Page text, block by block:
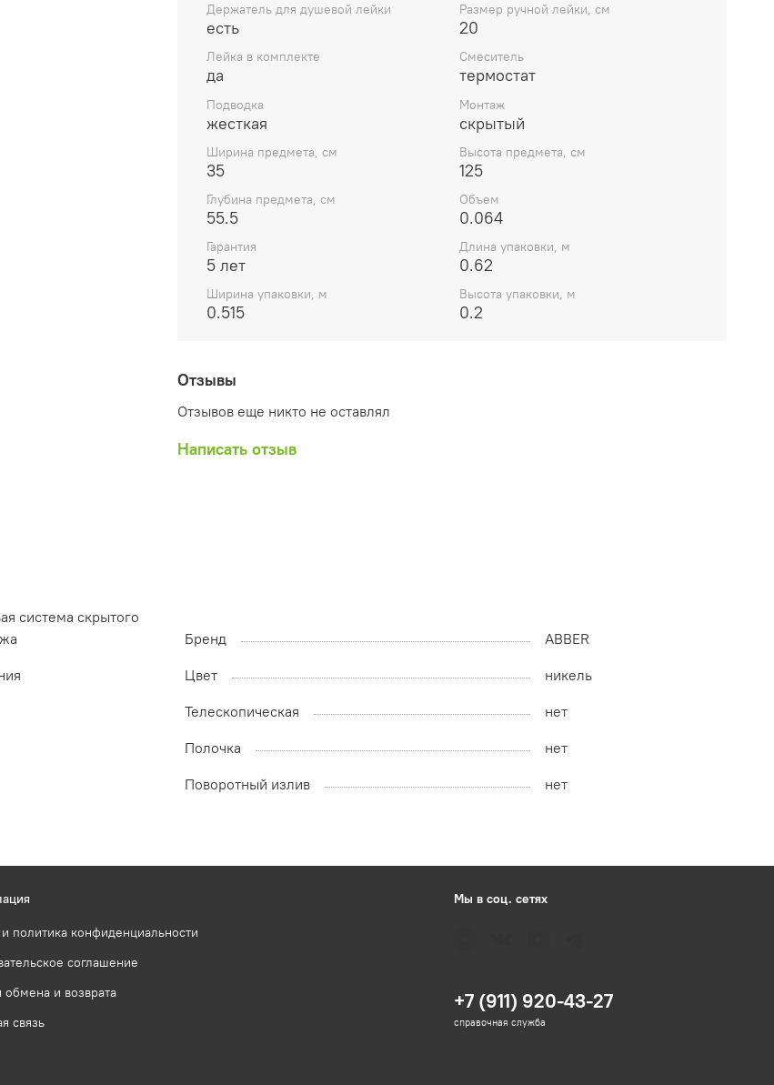
Держатель для душевой лейки
есть
Размер ручной лейки, см
20
Лейка в комплекте
да
Смеситель
термостат
Подводка
жесткая
Монтаж
скрытый
Ширина предмета, см
35
Высота предмета, см
125
Глубина предмета, см
55.5
Объем
0.064
Гарантия
5 лет
Длина упаковки, м
0.62
Ширина упаковки, м
0.515
Высота упаковки, м
0.2
Отзывы
Отзывов еще никто не оставлял
Написать отзыв
система скрытого
Бренд
ABBER
Цвет
никель
Телескопическая
нет
Полочка
нет
Поворотный излив нет
политика конфиденциальности
соглашение
обмена и возврата
связь
Мы в соц. сетях
+7 (911) 920-43-27
справочная служба